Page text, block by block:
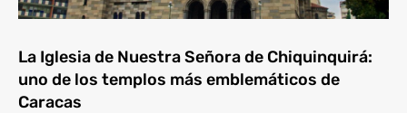
La Iglesia de Nuestra Señora de Chiquinquirá:
uno de los templos más emblemáticos de
Caracas